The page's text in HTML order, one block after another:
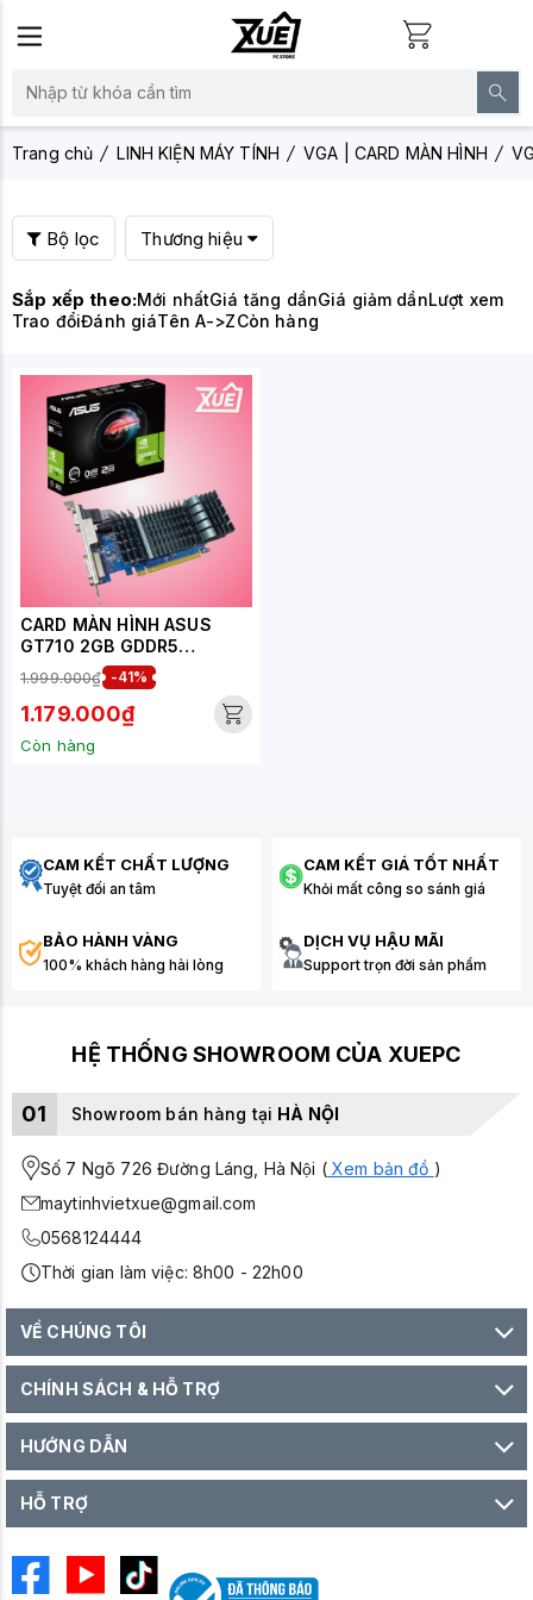
Trang chủ LINH KIỆN MÁY TÍNH VGA | CARD MÀN HÌNH
Bộ lọc Thương hiệu
Sắp xếp theo:Mới nhấtGiá tăng dầnGiá giảm dầnLượt xem
Trao đổiĐánh giáTên A->ZCòn hàng
CARD MÀN HÌNH ASUS
GT710 2GB GDDR5
(GT710-SL-2GD5-BRK-
EVO)
1.999.000₫ -41%
1.179.000₫
Còn hàng
CAM KẾT CHẤT LƯỢNG
Tuyệt đối an tâm
CAM KẾT GIÁ TỐT NHẤT
Khỏi mất công so sánh giá
BẢO HÀNH VÀNG
100% khách hàng hài lòng
DỊCH VỤ HẬU MÃI
Support trọn đời sản phẩm
HỆ THỐNG SHOWROOM CỦA XUEPC
01 Showroom bán hàng tại HÀ NỘI
Số 7 Ngõ 726 Đường Láng, Hà Nội (Xem bản đồ )
maytinhvietxue@gmail.com
0568124444
Thời gian làm việc: 8h00 - 22h00
VỀ CHÚNG TÔI
CHÍNH SÁCH & HỖ TRỢ
HƯỚNG DẪN
HỖ TRỢ